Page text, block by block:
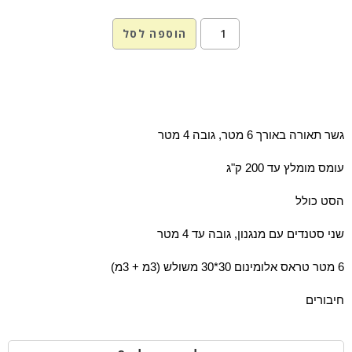
הוספה לסל
גשר תאורה באורך 6 מטר, גובה 4 מטר
עומס מומלץ עד 200 ק"ג
הסט כולל
שני סטנדים עם מנגנון, גובה עד 4 מטר
6 מטר טראס אלומינום 30*30 משולש (3מ + 3מ)
חיבורים